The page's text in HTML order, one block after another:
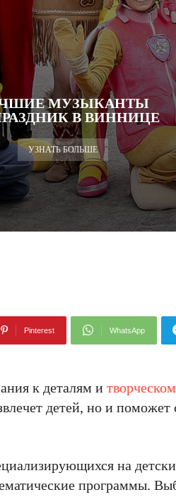
МУЗЫКАНТЫ
В ВИННИЦЕ
УЗНАТЬ БОЛЬШЕ
Pinterest WhatsApp
к деталям и
детей, но и
на
программы.